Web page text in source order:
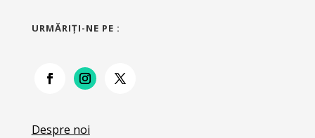
URMĂRIŢI-NE PE :
Despre noi